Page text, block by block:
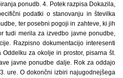
ponudb. 4. Potek razpisa Dokazila,
podatki o stanovanju in številka
ter posebni pogoji in zahteve, ki jih
tudi merila za izvedbo javne ponudbe,
Razpisno dokumentacijo interesenti
za okolje in prostor, pisarna št.
javne ponudbe dalje. Rok za oddajo
ure. O dokončni izbiri najugodnejšega